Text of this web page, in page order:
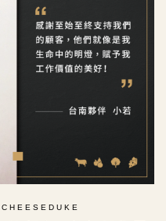
CHEESEDUKE